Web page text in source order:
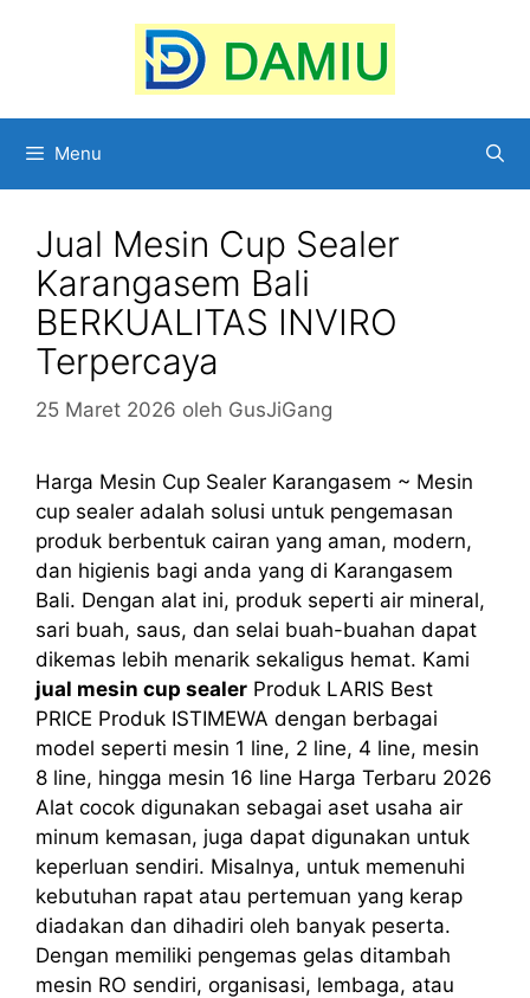
Menu
Jual Mesin Cup Sealer
Karangasem Bali
BERKUALITAS INVIRO
Terpercaya
25 Maret 2026 oleh GusJiGang
Harga Mesin Cup Sealer Karangasem ~ Mesin
cup sealer adalah solusi untuk pengemasan
produk berbentuk cairan yang aman, modern,
dan higienis bagi anda yang di Karangasem
Bali. Dengan alat ini, produk seperti air mineral,
sari buah, saus, dan selai buah-buahan dapat
dikemas lebih menarik sekaligus hemat. Kami
jual mesin cup sealer Produk LARIS Best
PRICE Produk ISTIMEWA dengan berbagai
model seperti mesin 1 line, 2 line, 4 line, mesin
8 line, hingga mesin 16 line Harga Terbaru 2026
Alat cocok digunakan sebagai aset usaha air
minum kemasan, juga dapat digunakan untuk
keperluan sendiri. Misalnya, untuk memenuhi
kebutuhan rapat atau pertemuan yang kerap
diadakan dan dihadiri oleh banyak peserta.
Dengan memiliki pengemas gelas ditambah
mesin RO sendiri, organisasi, lembaga, atau